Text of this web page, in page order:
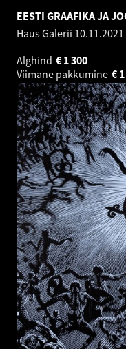
EESTI GRAAFIKA JA
Haus Galerii 10.11.2021
Alghind
1 300
€
Viimane pakkumine €